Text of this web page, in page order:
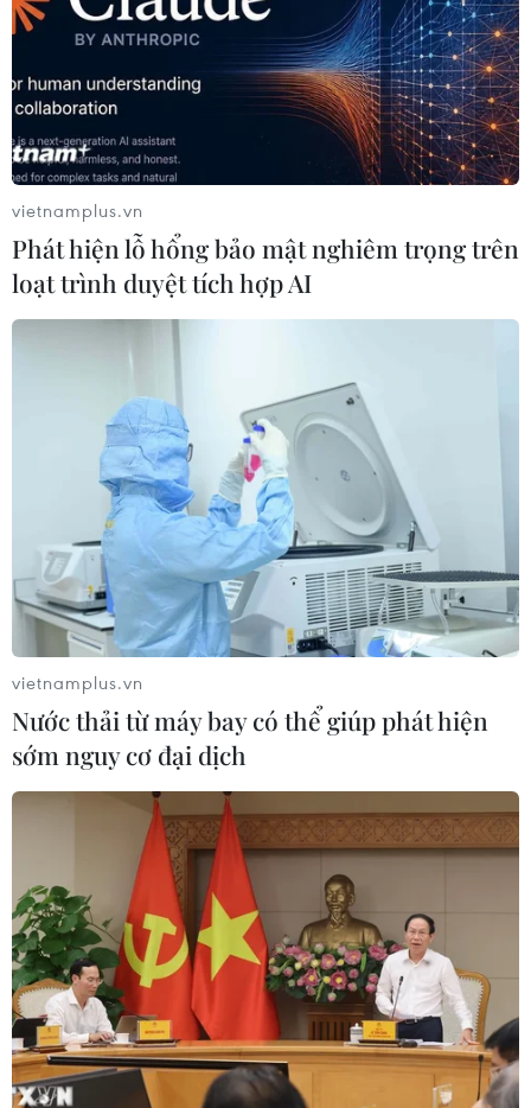
vietnamplus.vn
Phát hiện lỗ hổng bảo mật nghiêm trọng trên
loạt trình duyệt tích hợp AI
vietnamplus.vn
Nước thải từ máy bay có thể giúp phát hiện
sớm nguy cơ đại dịch